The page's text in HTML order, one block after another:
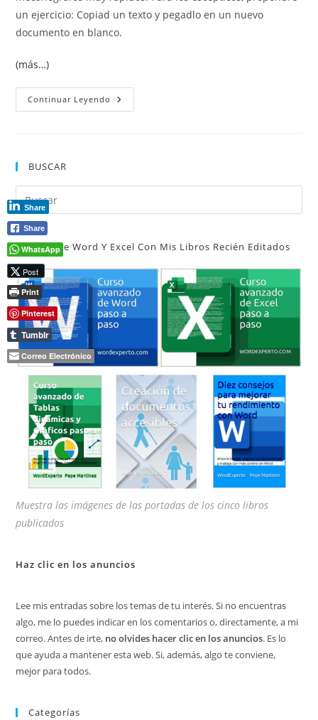
un ejercicio: Copiad un texto y pegadlo en un nuevo
documento en blanco.
(más…)
Continuar Leyendo Atajos
De
BUSCAR
Aprende Word Y Excel Con Mis Libros Recién Editados
Muestra las imágenes de las portadas de los cinco libros
publicados
Haz clic en los anuncios
Lee mis entradas sobre los temas de tu interés. Si no encuentras
algo, me lo puedes indicar en los comentarios o, directamente, a mi
correo. Antes de irte, no olvides hacer clic en los anuncios. Es lo
que ayuda a mantener esta web. Si, además, algo te conviene,
mejor para todos.
Categorías
Share
Share
WhatsApp
Post
Print
Pinterest
Tumblr
Correo Electrónico